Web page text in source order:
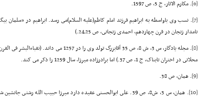
[6] . مکارم الاثار، ج 5، ص 1597.
[7] . نسب وى باواسطه به ابراهیم فرزند امام کاظم(علیه السلام)مى رسد. ابراهیم در
نامدار زنجان در قرن چهاردهم، احمدى زنجانى، ص 25ـ24.)
[8]
محلاتى در اختران تابناک، ج 1، ص 37.) اما برادرزاده میرزا، سال 1259 را ذکر مى کند.
[9] . همان، ص 38.
[10]
. همان، س 3، ش8، ص 39. على ابوالحسنى عقیده دارد میرزا حبیب الله